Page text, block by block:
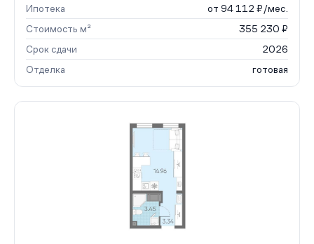
Ипотека
от 94 112 ₽/мес.
Стоимость м²
355 230 ₽
Срок сдачи
2026
Отделка
готовая